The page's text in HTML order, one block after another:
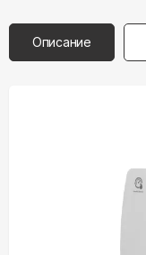
Описание